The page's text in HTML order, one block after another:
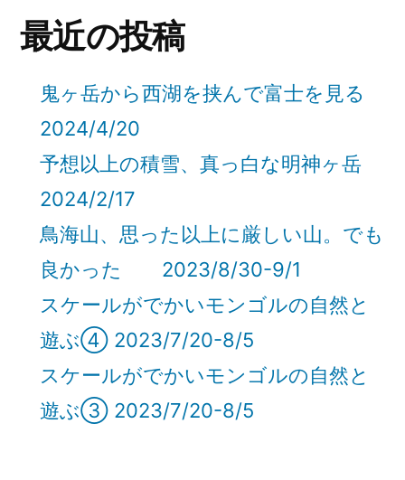
最近の投稿
鬼ヶ岳から西湖を挟んで富士を見る
2024/4/20
予想以上の積雪、真っ白な明神ヶ岳
2024/2/17
鳥海山、思った以上に厳しい山。でも
良かった 2023/8/30-9/1
スケールがでかいモンゴルの自然と
遊ぶ④ 2023/7/20-8/5
スケールがでかいモンゴルの自然と
遊ぶ③ 2023/7/20-8/5